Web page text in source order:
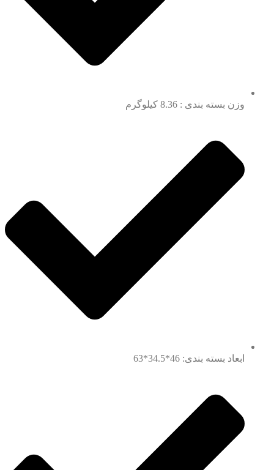
وزن بسته بندی : 8.36 کیلوگرم
ابعاد بسته بندی: 46*34.5*63